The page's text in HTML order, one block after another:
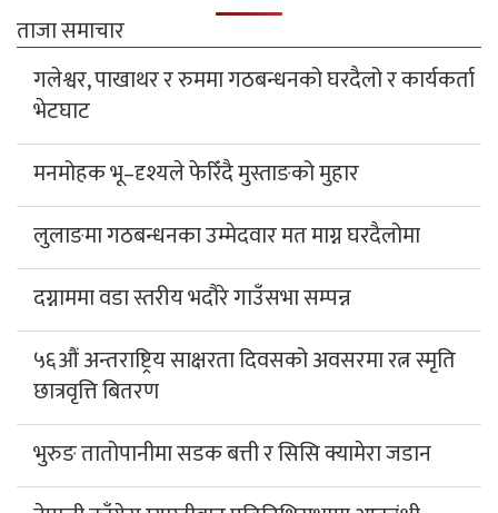
ताजा समाचार
गलेश्वर, पाखाथर र रुममा गठबन्धनको घरदैलो र कार्यकर्ता
भेटघाट
मनमोहक भू–दृश्यले फेरिँदै मुस्ताङको मुहार
लुलाङमा गठबन्धनका उम्मेदवार मत माग्न घरदैलोमा
दग्नाममा वडा स्तरीय भदौरे गाउँसभा सम्पन्न
५६औं अन्तराष्ट्रिय साक्षरता दिवसको अवसरमा रत्न स्मृति
छात्रवृत्ति बितरण
भुरुङ तातोपानीमा सडक बत्ती र सिसि क्यामेरा जडान